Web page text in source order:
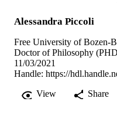
Alessandra Piccoli
Free University of Bozen-
Doctor of Philosophy
11/03/2021
Handle: https://
View
Share